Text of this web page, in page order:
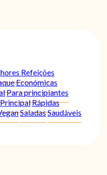
Refeições
Económicas
Para principiantes
Rápidas
SaladasSaudáveis